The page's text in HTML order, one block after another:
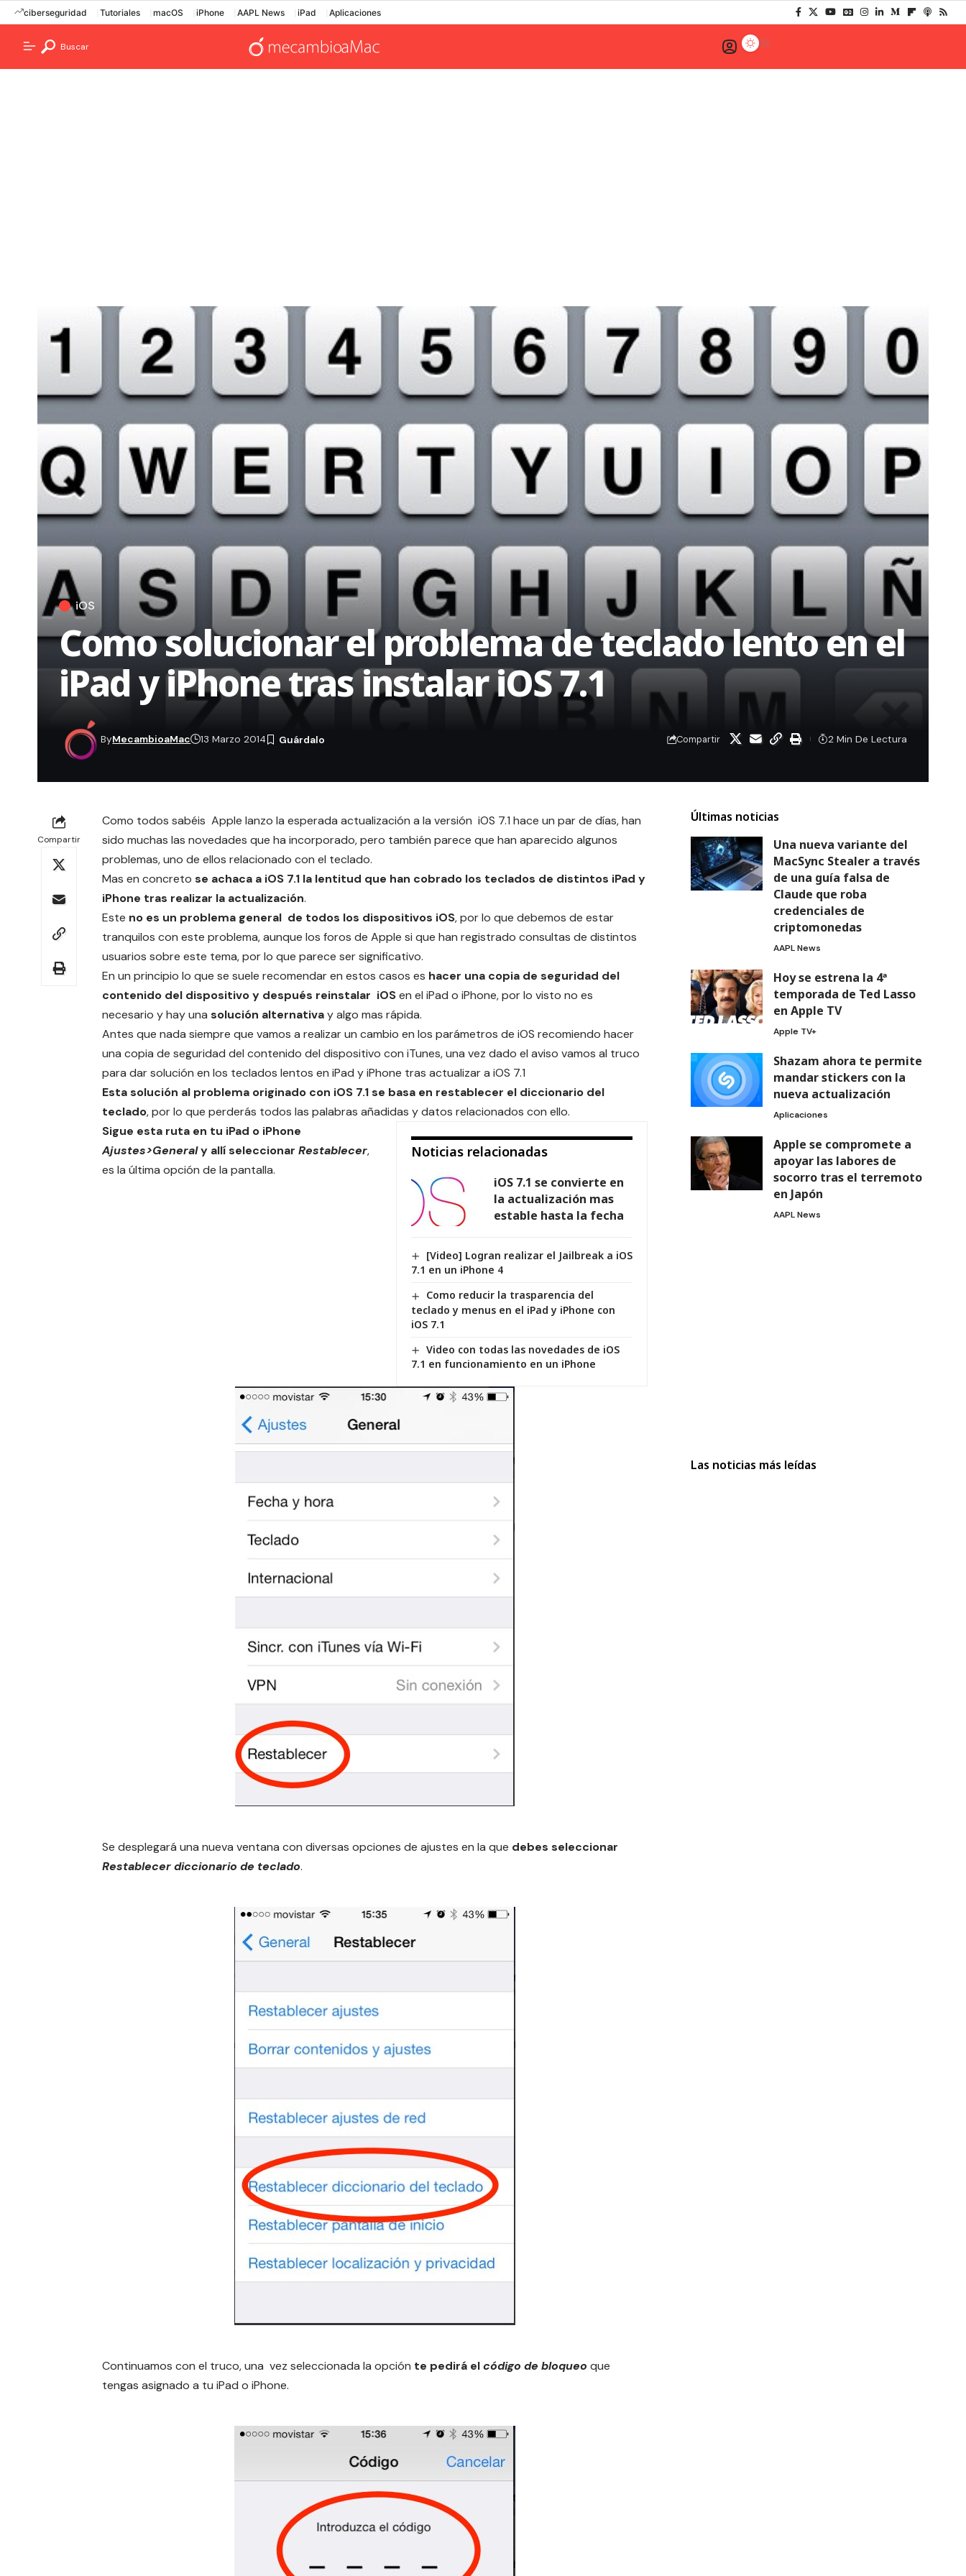
ciberseguridad Tutoriales macOS iPhone AAPL News iPad Aplicaciones
Buscar
iOS
Como solucionar el problema de teclado lento en el
iPad y iPhone tras instalar iOS 7.1
ByMecambioaMac 13 Marzo 2014 Compartir 2 Min De Lectura
Compartir
Como todos sabéis Apple lanzo la esperada actualización a la versión iOS 7.1 hace un par de días, han
sido muchas las novedades que ha incorporado, pero también parece que han aparecido algunos
problemas, uno de ellos relacionado con el teclado.
Mas en concreto se achaca a iOS 7.1 la lentitud que han cobrado los teclados de distintos iPad y
iPhone tras realizar la actualización.
Este no es un problema general de todos los dispositivos iOS, por lo que debemos de estar
tranquilos con este problema, aunque los foros de Apple si que han registrado consultas de distintos
usuarios sobre este tema, por lo que parece ser significativo.
En un principio lo que se suele recomendar en estos casos es hacer una copia de seguridad del
contenido del dispositivo y después reinstalar iOSen el iPad o iPhone, por lo visto no es
necesario y hay una solución alternativay algo mas rápida.
Antes que nada siempre que vamos a realizar un cambio en los parámetros de iOS recomiendo hacer
una copia de seguridad del contenido del dispositivo con iTunes, una vez dado el aviso vamos al truco
para dar solución en los teclados lentos en iPad y iPhone tras actualizar a iOS 7.1
Esta solución al problema originado con iOS 7.1 se basa en restablecer el diccionario del
teclado, por lo que perderás todos las palabras añadidas y datos relacionados con ello.
Noticias relacionadas
iOS 7.1 se convierte en
la actualización mas
estable hasta la fecha
[Video] Logran realizar el Jailbreak a iOS
7.1 en un iPhone 4
Como reducir la trasparencia del
teclado y menus en el iPad y iPhone con
iOS 7.1
Video con todas las novedades de iOS
7.1 en funcionamiento en un iPhone
Sigue esta ruta en tu iPad o iPhone
Ajustes>Generaly allí seleccionar Restablecer,
es la última opción de la pantalla.
Se desplegará una nueva ventana con diversas opciones de ajustes en la que debes seleccionar
Restablecer diccionario de teclado.
Continuamos con el truco, una vez seleccionada la opción te pedirá elcódigo de bloqueo que
tengas asignado a tu iPad o iPhone.
Últimas noticias
Una nueva variante del
MacSync Stealer a través
de una guía falsa de
Claude que roba
credenciales de
criptomonedas
AAPL News
Hoy se estrena la 4ª
temporada de Ted Lasso
en Apple TV
Apple TV+
Shazam ahora te permite
mandar stickers con la
nueva actualización
Aplicaciones
Apple se compromete a
apoyar las labores de
socorro tras el terremoto
en Japón
AAPL News
Las noticias más leídas